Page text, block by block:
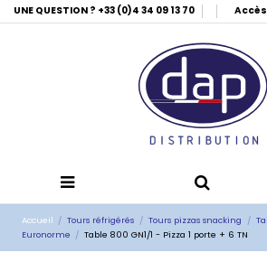
UNE QUESTION ? +33 (0)4 34 09 13 70
Accueil Tours réfrigérés Tours pizzas snacking
Euronorme
Table 800 GN1/1 - Pizza 1 porte + 6 TN